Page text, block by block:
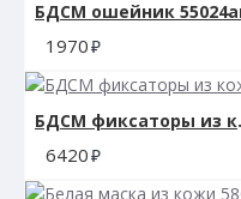
БДСМ ошейник
1970
БДСМ
6420